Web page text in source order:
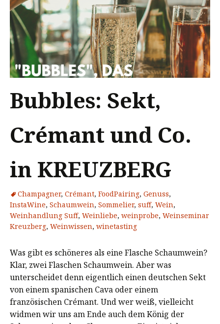
Bubbles: Sekt,
Crémant und Co.
in KREUZBERG
Champagner, Crémant, FoodPairing, Genuss,
InstaWine, Schaumwein, Sommelier, suff, Wein,
Weinhandlung Suff, Weinliebe, weinprobe, Weinseminar
Kreuzberg, Weinwissen, winetasting
Was gibt es schöneres als eine Flasche Schaumwein?
Klar, zwei Flaschen Schaumwein. Aber was
unterscheidet denn eigentlich einen deutschen Sekt
von einem spanischen Cava oder einem
französischen Crémant. Und wer weiß, vielleicht
widmen wir uns am Ende auch dem König der